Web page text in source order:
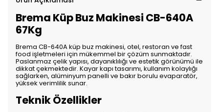
Brema Küp Buz Makinesi CB-640A
67Kg
Brema CB-640A küp buz makinesi, otel, restoran ve fast
food işletmeleri için mükemmel bir çözüm sunmaktadır.
Paslanmaz çelik yapısı, dayanıklılığı ve estetik görünümü ile
dikkat çekmektedir. Kayar kapı tasarımı, kullanım kolaylığı
sağlarken, alüminyum panelli ve bakır borulu evaparatör,
yüksek verimlilik sunar.
Teknik Özellikler